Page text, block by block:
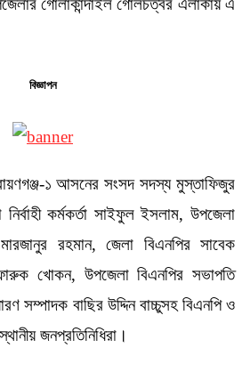
গোলাকান্দাইল গোলচত্বর এলাকায় এ
বিজ্ঞাপন
১ আসনের সংসদ সদস্য মুস্তাফিজুর
কর্মকর্তা সাইফুল ইসলাম, উপজেলা
রহমান, জেলা বিএনপির সাবেক
খোকন, উপজেলা বিএনপির সভাপতি
সম্পাদক বাছির উদ্দিন বাচ্চুসহ বিএনপি ও
জনপ্রতিনিধিরা।